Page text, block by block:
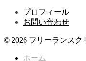
プロフィール
お問い合わせ
© 2026 フリーランスク
ホーム